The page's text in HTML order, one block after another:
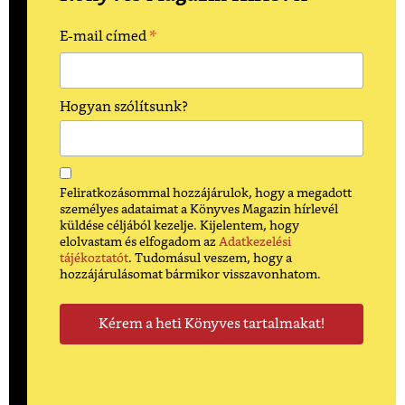
E-mail címed*
Hogyan szólítsunk?
Feliratkozásommal hozzájárulok, hogy a megadott
személyes adataimat a Könyves Magazin hírlevél
küldése céljából kezelje. Kijelentem, hogy
elolvastam és elfogadom az Adatkezelési
tájékoztatót. Tudomásul veszem, hogy a
hozzájárulásomat bármikor visszavonhatom.